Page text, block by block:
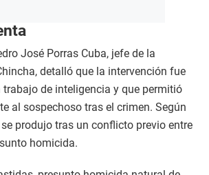
José Porras Cuba, jefe de la
detalló que la intervención fue
trabajo de inteligencia y que permitió
al sospechoso tras el crimen. Según
produjo tras un conflicto previo entre
homicida.